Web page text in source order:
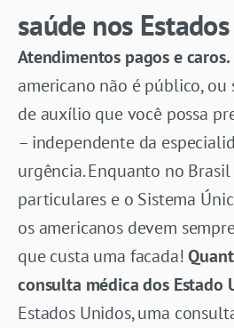
saúde nos
Atendimentos pagos e caros.
americano não é público, ou
de auxílio que você possa
– independente da
urgência. Enquanto no
particulares e o Sistema
os americanos devem
que custa uma facada!
consulta médica dos Estado
Estados Unidos, uma